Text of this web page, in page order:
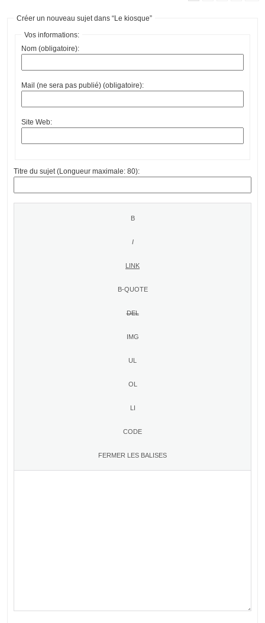
Créer un nouveau sujet dans “Le kiosque”
Vos informations:
Nom (obligatoire):
Mail (ne sera pas publié) (obligatoire):
Site Web:
Titre du sujet (Longueur maximale: 80):